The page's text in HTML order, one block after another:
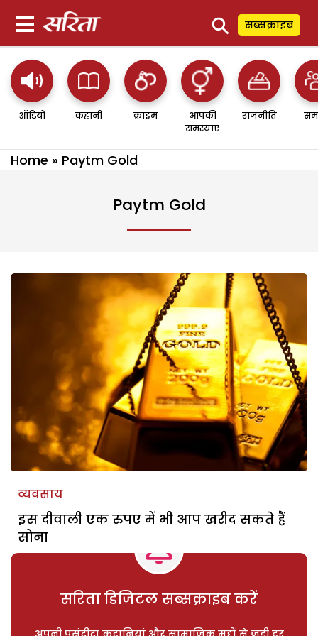
⚲ सब्सक्राइब
ऑडियो कहानी क्राइम
आपकी
समस्याएं
राजनीति
Home » Paytm Gold
Paytm Gold
व्यवसाय
इस दीवाली एक रुपए में भी आप खरीद सकते हैं
सोना
सरिता डिजिटल सब्सक्राइब करें